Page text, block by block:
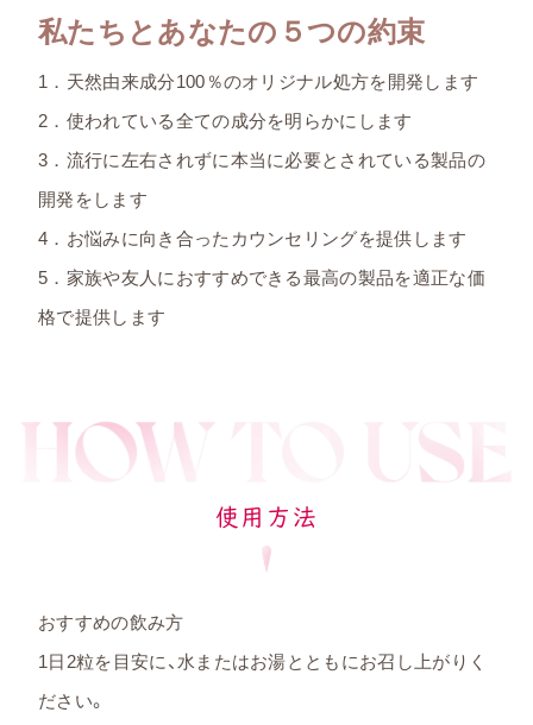
私たちとあなたの５つの約束
1．天然由来成分100％のオリジナル処方を開発します
2．使われている全ての成分を明らかにします
3．流行に左右されずに本当に必要とされている製品の
開発をします
4．お悩みに向き合ったカウンセリングを提供します
5．家族や友人におすすめできる最高の製品を適正な価
格で提供します
使用方法
おすすめの飲み方
1日2粒を目安に、水またはお湯とともにお召し上がりく
ださい。